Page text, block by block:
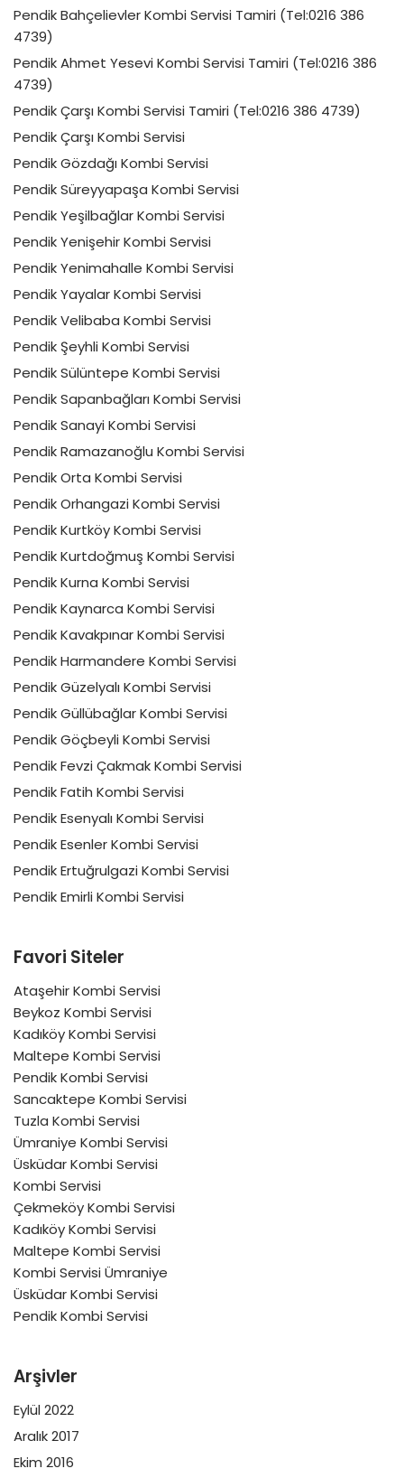
Pendik Bahçelievler Kombi Servisi Tamiri (Tel:0216 386
4739)
Pendik Ahmet Yesevi Kombi Servisi Tamiri (Tel:0216 386
4739)
Pendik Çarşı Kombi Servisi Tamiri (Tel:0216 386 4739)
Pendik Çarşı Kombi Servisi
Pendik Gözdağı Kombi Servisi
Pendik Süreyyapaşa Kombi Servisi
Pendik Yeşilbağlar Kombi Servisi
Pendik Yenişehir Kombi Servisi
Pendik Yenimahalle Kombi Servisi
Pendik Yayalar Kombi Servisi
Pendik Velibaba Kombi Servisi
Pendik Şeyhli Kombi Servisi
Pendik Sülüntepe Kombi Servisi
Pendik Sapanbağları Kombi Servisi
Pendik Sanayi Kombi Servisi
Pendik Ramazanoğlu Kombi Servisi
Pendik Orta Kombi Servisi
Pendik Orhangazi Kombi Servisi
Pendik Kurtköy Kombi Servisi
Pendik Kurtdoğmuş Kombi Servisi
Pendik Kurna Kombi Servisi
Pendik Kaynarca Kombi Servisi
Pendik Kavakpınar Kombi Servisi
Pendik Harmandere Kombi Servisi
Pendik Güzelyalı Kombi Servisi
Pendik Güllübağlar Kombi Servisi
Pendik Göçbeyli Kombi Servisi
Pendik Fevzi Çakmak Kombi Servisi
Pendik Fatih Kombi Servisi
Pendik Esenyalı Kombi Servisi
Pendik Esenler Kombi Servisi
Pendik Ertuğrulgazi Kombi Servisi
Pendik Emirli Kombi Servisi
Favori Siteler
Ataşehir Kombi Servisi
Beykoz Kombi Servisi
Kadıköy Kombi Servisi
Maltepe Kombi Servisi
Pendik Kombi Servisi
Sancaktepe Kombi Servisi
Tuzla Kombi Servisi
Ümraniye Kombi Servisi
Üsküdar Kombi Servisi
Kombi Servisi
Çekmeköy Kombi Servisi
Kadıköy Kombi Servisi
Maltepe Kombi Servisi
Kombi Servisi Ümraniye
Üsküdar Kombi Servisi
Pendik Kombi Servisi
Arşivler
Eylül 2022
Aralık 2017
Ekim 2016